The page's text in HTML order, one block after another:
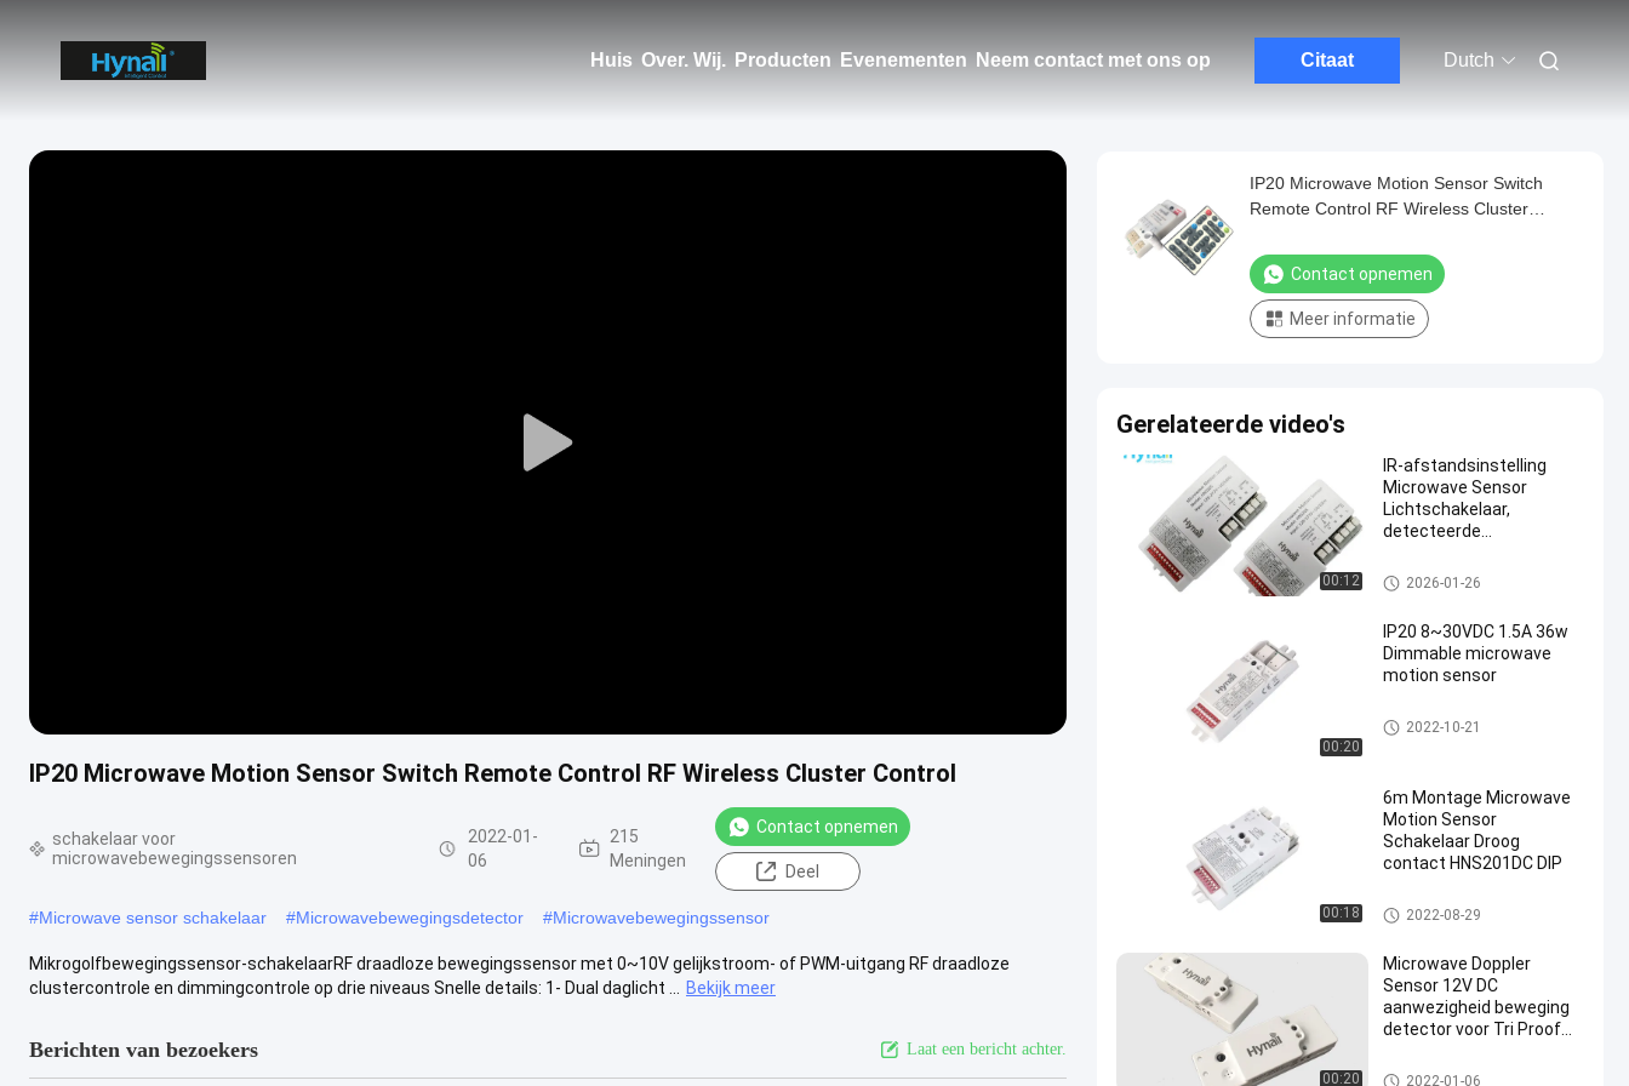
Huis Over. Wij. Producten Evenementen Neem contact met ons op Citaat Dutch
Play
IP20 Microwave Motion Sensor Switch Remote Control RF Wireless Cluster Control
schakelaar voor
microwavebewegingssensoren
2022-01-
06
215
Meningen
Contact opnemen
Deel
#Microwave sensor schakelaar #Microwavebewegingsdetector #Microwavebewegingssensor
Mikrogolfbewegingssensor-schakelaarRF draadloze bewegingssensor met 0~10V gelijkstroom- of PWM-uitgang RF draadloze
clustercontrole en dimmingcontrole op drie niveaus Snelle details: 1- Dual daglicht ...
Bekijk meer
Berichten van bezoekers Laat een bericht achter.
IP20 Microwave Motion Sensor Switch
Remote Control RF Wireless Cluster
Contact opnemen
Meer informatie
Gerelateerde video's
00:12
IR-afstandsinstelling
Microwave Sensor
Lichtschakelaar,
detecteerde
schakelaar voor microwavebe
wegingssensoren
2026-01-26
00:20
IP20 8~30VDC 1.5A 36w
Dimmable microwave
motion sensor
schakelaar voor microwavebe
wegingssensoren
2022-10-21
00:18
6m Montage Microwave
Motion Sensor
Schakelaar Droog
contact HNS201DC DIP
schakelaar voor microwavebe
wegingssensoren
2022-08-29
00:20
Microwave Doppler
Sensor 12V DC
aanwezigheid beweging
detector voor Tri Proof
schakelaar voor microwavebe
2022-01-06